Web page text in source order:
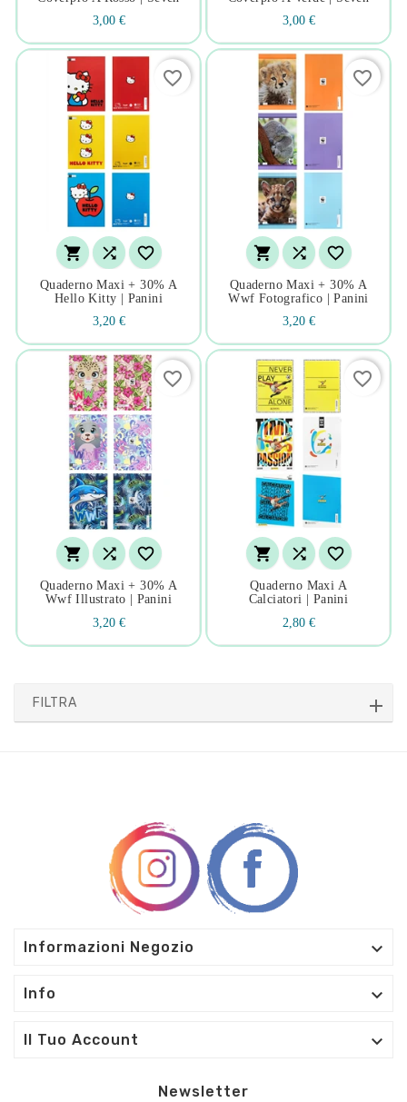
3,00 €
3,00 €
  
Quaderno Maxi + 30% A
Hello Kitty | Panini
3,20 €
favorite_border
  
Quaderno Maxi + 30% A
Wwf Fotografico | Panini
3,20 €
favorite_border
  
Quaderno Maxi + 30% A
Wwf Illustrato | Panini
3,20 €
favorite_border
  
Quaderno Maxi A
Calciatori | Panini
2,80 €
favorite_border
FILTRA
Informazioni Negozio 
Info 
Il Tuo Account 
Newsletter